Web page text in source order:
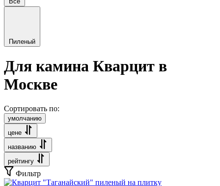
Пиленый
Для камина Кварцит в
Москве
Сортировать по:
умолчанию
цене
названию
рейтингу
Фильтр